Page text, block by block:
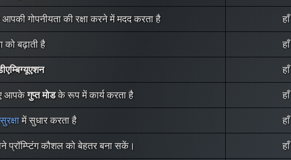
गोपनीयता की रक्षा करने में मदद करता है हाँ
को बढ़ाती है हाँ
हाँ
आपकेगुप्त मोडके रूप में कार्य करता है हाँ
में सुधार करता है हाँ
कौशल को बेहतर बना सकें। हाँ